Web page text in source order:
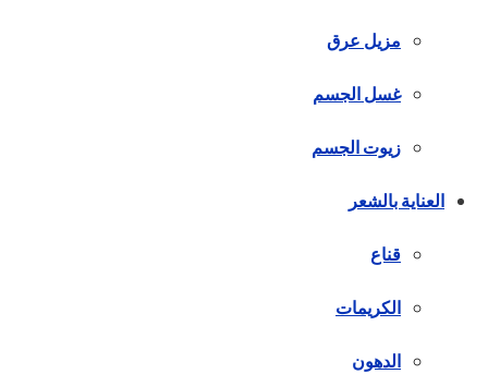
مزيل عرق
غسل الجسم
زيوت الجسم
العناية بالشعر
قناع
الكريمات
الدهون